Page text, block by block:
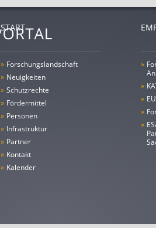
START
» Forschungs­landschaft
» Neuigkeiten
» Schutzrechte
» Fördermittel
» Personen
» Infrastruktur
» Partner
» Kontakt
» Kalender
»
»
»
»
»